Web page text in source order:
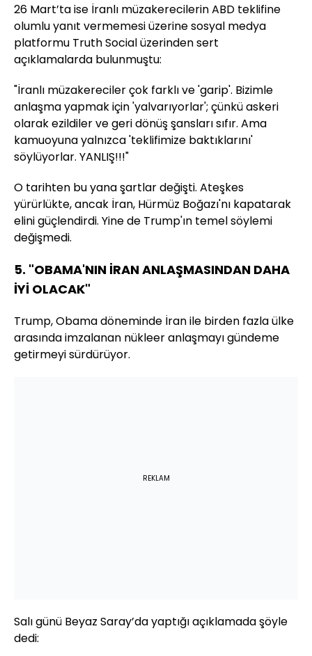
26 Mart’ta ise İranlı müzakerecilerin ABD teklifine
olumlu yanıt vermemesi üzerine sosyal medya
platformu Truth Socialüzerinden sert
açıklamalarda bulunmuştu:
"İranlı müzakereciler çok farklı ve 'garip'. Bizimle
anlaşma yapmak için 'yalvarıyorlar'; çünkü askeri
olarak ezildiler ve geri dönüş şansları sıfır. Ama
kamuoyuna yalnızca 'teklifimize baktıklarını'
söylüyorlar. YANLIŞ!!!"
O tarihten bu yana şartlar değişti. Ateşkes
yürürlükte, ancak İran, Hürmüz Boğazı'nı kapatarak
elini güçlendirdi. Yine de Trump'ın temel söylemi
değişmedi.
5. "OBAMA'NIN İRAN ANLAŞMASINDAN DAHA
İYİ OLACAK"
Trump,Obamadöneminde İran ile birden fazla ülke
arasında imzalanan nükleer anlaşmayı gündeme
getirmeyi sürdürüyor.
REKLAM
Salı günü Beyaz Saray’da yaptığı açıklamada şöyle
dedi: